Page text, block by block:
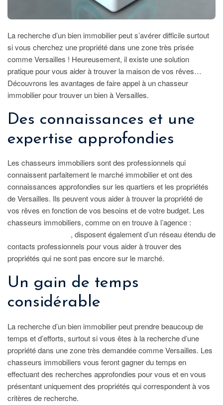
La recherche d’un bien immobilier peut s’avérer difficile surtout
si vous cherchez une propriété dans une zone très prisée
comme Versailles ! Heureusement, il existe une solution
pratique pour vous aider à trouver la maison de vos rêves…
Découvrons les avantages de faire appel à un chasseur
immobilier pour trouver un bien à Versailles.
Des connaissances et une
expertise approfondies
Les chasseurs immobiliers sont des professionnels qui
connaissent parfaitement le marché immobilier et ont des
connaissances approfondies sur les quartiers et les propriétés
de Versailles. Ils peuvent vous aider à trouver la propriété de
vos rêves en fonction de vos besoins et de votre budget. Les
chasseurs immobiliers, comme on en trouve à l’agence :
, disposent également d’un réseau étendu de
contacts professionnels pour vous aider à trouver des
propriétés qui ne sont pas encore sur le marché.
Un gain de temps
considérable
La recherche d’un bien immobilier peut prendre beaucoup de
temps et d’efforts, surtout si vous êtes à la recherche d’une
propriété dans une zone très demandée comme Versailles. Les
chasseurs immobiliers vous feront gagner du temps en
effectuant des recherches approfondies pour vous et en vous
présentant uniquement des propriétés qui correspondent à vos
critères de recherche.